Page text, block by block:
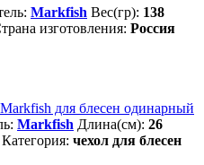
Markfish Вес(гр): 138
изготовления: Россия
для блесен одинарный
Markfish Длина(см): 26
Категория: чехол для блесен